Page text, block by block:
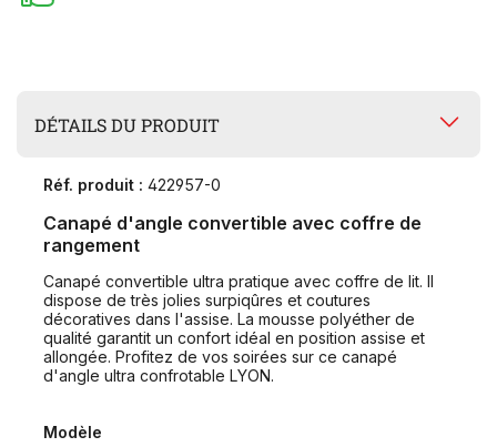
DÉTAILS DU PRODUIT
Réf. produit : 422957-0
Canapé d'angle convertible avec coffre de
rangement
Canapé convertible ultra pratique avec coffre de lit. Il
dispose de très jolies surpiqûres et coutures
décoratives dans l'assise. La mousse polyéther de
qualité garantit un confort idéal en position assise et
allongée. Profitez de vos soirées sur ce canapé
d'angle ultra confrotable LYON.
Modèle